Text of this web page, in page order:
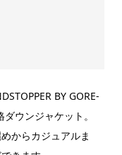
BY GORE-
ウンジャケット。
からカジュアルま